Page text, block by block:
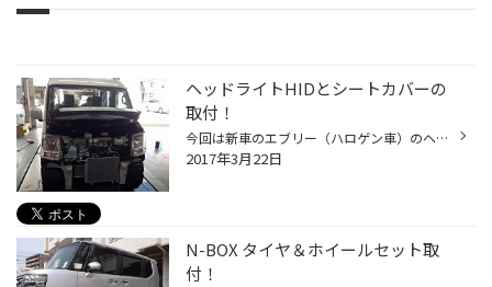
ヘッドライトHIDとシートカバーの
取付！
今回は新車のエブリー（ハロゲン車）のヘッドライトをHID化とシートカバー取付の様子です。 この車はH4 HI/LO切り替えの為、バッテリーから電源を引きます。バッテリーが荷台の下にあるためバッテリーから電源を引くのに少々時間がかかりましたが水のかからない様に結線し、難なく取付できました。...
2017年3月22日
N-BOX タイヤ＆ホイールセット取
付！